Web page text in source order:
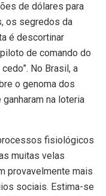
de dólares para
os segredos da
é descortinar
de comando do
No Brasil, a
o genoma dos
na loteria
fisiológicos
muitas velas
provavelmente mais
sociais. Estima-se